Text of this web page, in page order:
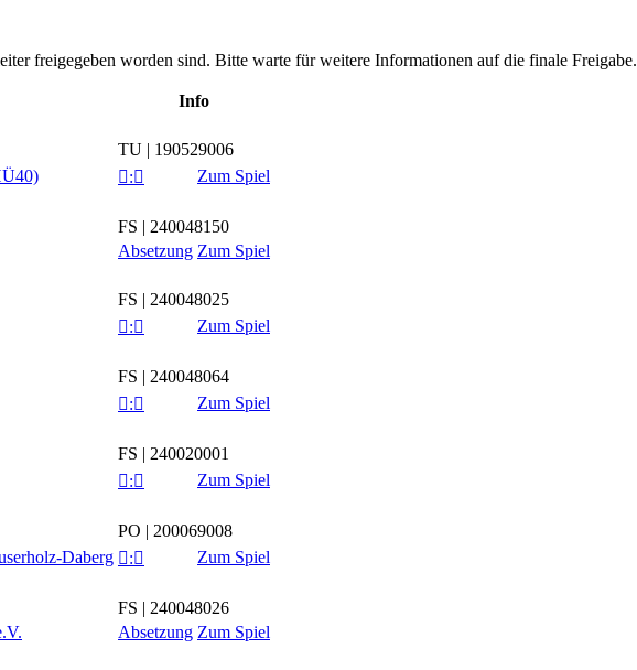
freigegeben worden sind. Bitte warte für weitere Informationen auf die finale Freigabe.
Info
TU | 190529006
:
Zum Spiel
FS | 240048150
Absetzung Zum Spiel
FS | 240048025
:
Zum Spiel
FS | 240048064
:
Zum Spiel
FS | 240020001
:
Zum Spiel
PO | 200069008
Daberg :
Zum Spiel
FS | 240048026
Absetzung Zum Spiel